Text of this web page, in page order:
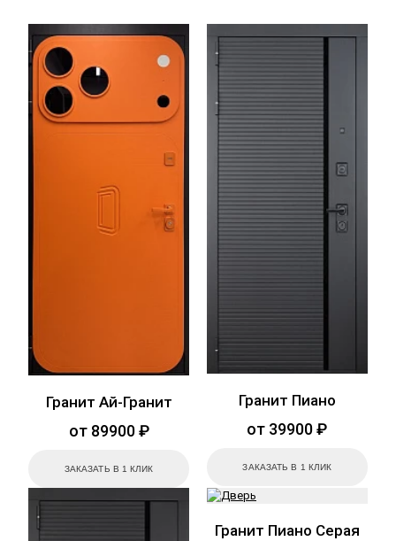
Гранит Ай-Гранит
от 89900 ₽
ЗАКАЗАТЬ В 1 КЛИК
Гранит Пиано
от 39900 ₽
ЗАКАЗАТЬ В 1 КЛИК
Гранит Пиано Серая